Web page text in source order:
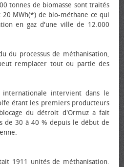
tonnes de biomasse sont traités
MWh(*) de bio-méthane ce qui
en gaz d'une ville de 12.000
du processus de méthanisation,
remplacer tout ou partie des
intervient dans le
étant les premiers producteurs
du détroit d'Ormuz a fait
de 30 à 40 % depuis le début de
1911 unités de méthanisation.